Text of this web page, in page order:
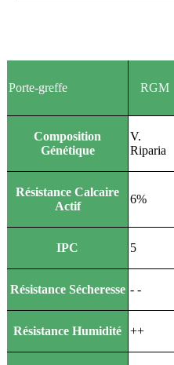
Porte-greffe RGM
Composition
Génétique
V.
Riparia
Résistance Calcaire
Actif
6%
IPC 5
Résistance Sécheresse - -
Résistance Humidité ++